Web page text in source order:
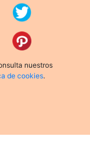
nuestros
de cookies.